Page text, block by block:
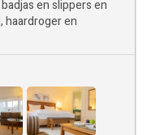
en slippers en
haardroger en